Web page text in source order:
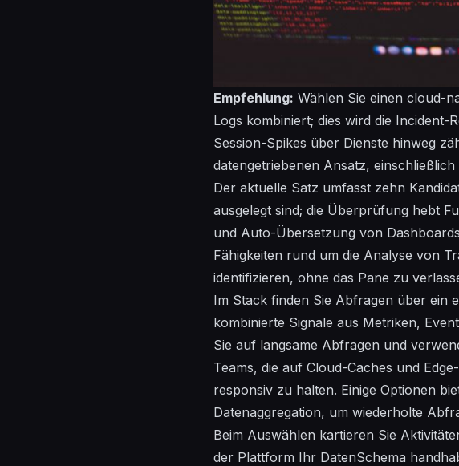
Empfehlung: Wählen Sie einen cloud-
Logs kombiniert; dies wird die Incident-
Session-Spikes über Dienste hinweg
datengetriebenen Ansatz,
Der aktuelle Satz umfasst zehn
ausgelegt sind; die Überprüfung hebt
und Auto-Übersetzung von
Fähigkeiten rund um die Analyse von
identifizieren, ohne das Pane zu
Im Stack finden Sie Abfragen über ein
kombinierte Signale aus Metriken,
Sie auf langsame Abfragen und
Teams, die auf Cloud-Caches und
responsiv zu halten. Einige Optionen
Datenaggregation, um wiederholte
Beim Auswählen kartieren Sie
der Plattform Ihr DatenSchema